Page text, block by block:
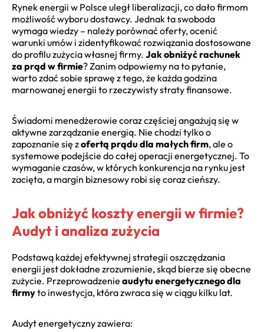
Rynek energii w Polsce uległ liberalizacji, co dało firmom
możliwość wyboru dostawcy. Jednak ta swoboda
wymaga wiedzy – należy porównać oferty, ocenić
warunki umów i zidentyfikować rozwiązania dostosowane
do profilu zużycia własnej firmy. Jak obniżyć rachunek
za prąd w firmie? Zanim odpowiemy na to pytanie,
warto zdać sobie sprawę z tego, że każda godzina
marnowanej energii to rzeczywisty straty finansowe.
Świadomi menedżerowie coraz częściej angażują się w
aktywne zarządzanie energią. Nie chodzi tylko o
zapoznanie się zofertą prądu dla małych firm, ale o
systemowe podejście do całej operacji energetycznej. To
wymaganie czasów, w których konkurencja na rynku jest
zacięta, a margin biznesowy robi się coraz cieńszy.
Jak obniżyć koszty energii w firmie?
Audyt i analiza zużycia
Podstawą każdej efektywnej strategii oszczędzania
energii jest dokładne zrozumienie, skąd bierze się obecne
zużycie. Przeprowadzenie audytu energetycznego dla
firmyto inwestycja, która zwraca się w ciągu kilku lat.
Audyt energetyczny zawiera: